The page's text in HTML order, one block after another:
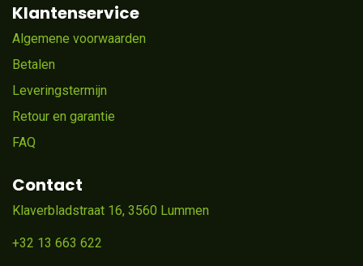
Klantenservice
Algemene voorwaarden
Betalen
Leveringstermijn
Retour en garantie
FAQ
Contact
Klaverbladstraat 16, 3560 Lummen
+32 13 663 622